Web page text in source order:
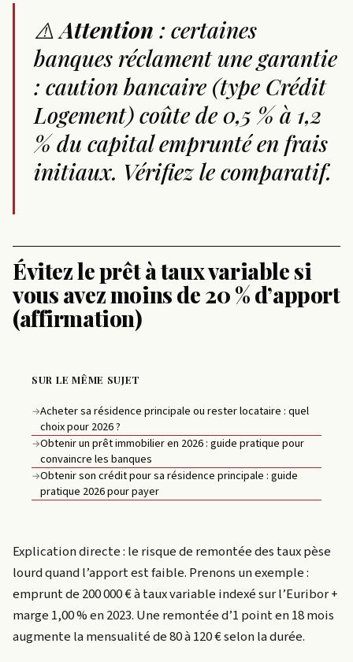
⚠️Attention : certaines
banques réclament une garantie
: caution bancaire (type Crédit
Logement) coûte de 0,5 % à 1,2
% du capital emprunté en frais
initiaux. Vérifiez le comparatif.
Évitez le prêt à taux variable si
vous avez moins de 20 % d’apport
(affirmation)
SUR LE MÊME SUJET
→Acheter sa résidence principale ou rester locataire : quel
choix pour 2026 ?
→Obtenir un prêt immobilier en 2026 : guide pratique pour
convaincre les banques
→Obtenir son crédit pour sa résidence principale : guide
pratique 2026 pour payer
Explication directe : le risque de remontée des taux pèse
lourd quand l’apport est faible. Prenons un exemple :
emprunt de 200 000 € à taux variable indexé sur l’Euribor +
marge 1,00 % en 2023. Une remontée d’1 point en 18 mois
augmente la mensualité de 80 à 120 € selon la durée.